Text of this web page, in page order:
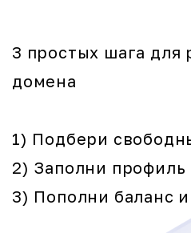
3 простых шага для
домена
1) Подбери
2) Заполни профиль
3) Пополни баланс